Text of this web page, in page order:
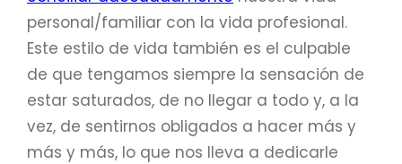
personal/familiar con la vida profesional.
Este estilo de vida también es el culpable
de que tengamos siempre la sensación de
estar saturados, de no llegar a todo y, a la
vez, de sentirnos obligados a hacer más y
más y más, lo que nos lleva a dedicarle